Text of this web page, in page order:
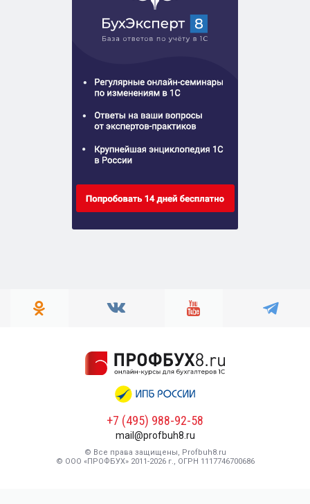
+7 (495) 988-92-58
mail@profbuh8.ru
© Все права защищены, Profbuh8.ru
© ООО «ПРОФБУХ» 2011-2026 г., ОГРН 1117746700686